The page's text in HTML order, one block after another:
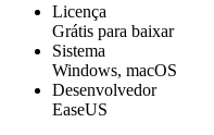
Licença
Grátis para baixar
Sistema
Windows, macOS
Desenvolvedor
EaseUS